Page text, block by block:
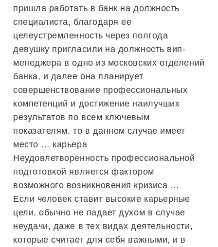
пришла работать в банк на должность
специалиста, благодаря ее
целеустремленность через полгода
девушку пригласили на должность вип-
менеджера в одно из московских отделений
банка, и далее она планирует
совершенствование профессиональных
компетенций и достижение наилучших
результатов по всем ключевым
показателям, то в данном случае имеет
место … карьера
Неудовлетворенность профессиональной
подготовкой является фактором
возможного возникновения кризиса …
Если человек ставит высокие карьерные
цели, обычно не падает духом в случае
неудачи, даже в тех видах деятельности,
которые считает для себя важными, и в